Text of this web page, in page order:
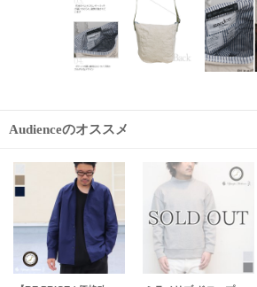
Audienceのオススメ